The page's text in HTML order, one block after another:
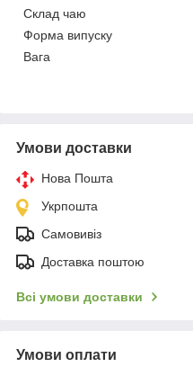
Склад чаю
Форма випуску
Вага
Умови доставки
Нова Пошта
Укрпошта
Самовивіз
Доставка поштою
Всі умови доставки
Умови оплати